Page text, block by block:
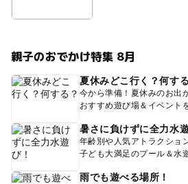
親子のおでかけ特集 8月
夏休みどこ行く？何す
今から準備！夏休みのお出
おすすめ遊び場＆イベント
暑さに負けずに全力水
年齢別や人気アトラクショ
子ども大満足のプール＆水
雨でも遊べる場所！